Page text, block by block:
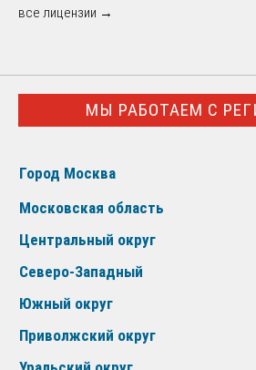
все лицензии →
МЫ РАБОТАЕМ С
Город Москва
Московская область
Центральный округ
Северо-Западный
Южный округ
Приволжский округ